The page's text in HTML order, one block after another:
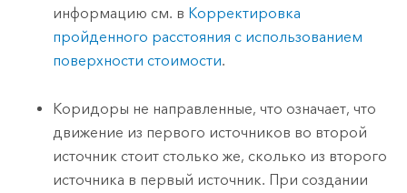
информацию см. в Корректировка
пройденного расстояния с использованием
поверхности стоимости.
Коридоры не направленные, что означает, что
движение из первого источников во второй
источник стоит столько же, сколько из второго
источника в первый источник. При создании